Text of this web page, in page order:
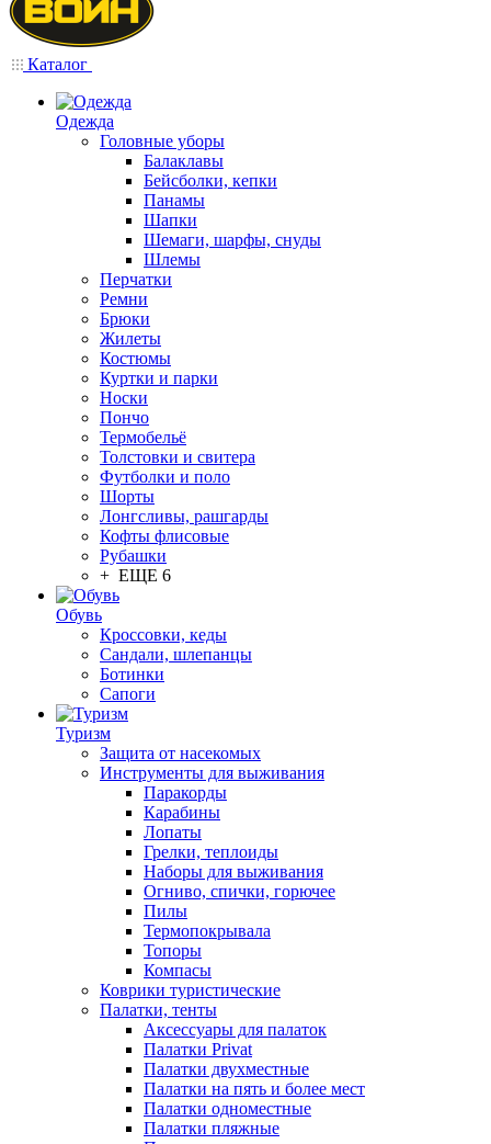
Каталог
Одежда
Головные уборы
Балаклавы
Бейсболки, кепки
Панамы
Шапки
Шемаги, шарфы, снуды
Шлемы
Перчатки
Ремни
Брюки
Жилеты
Костюмы
Куртки и парки
Носки
Пончо
Термобельё
Толстовки и свитера
Футболки и поло
Шорты
Лонгсливы, рашгарды
Кофты флисовые
Рубашки
+ ЕЩЕ 6
Обувь
Кроссовки, кеды
Сандали, шлепанцы
Ботинки
Сапоги
Туризм
Защита от насекомых
Инструменты для выживания
Паракорды
Карабины
Лопаты
Грелки, теплоиды
Наборы для выживания
Огниво, спички, горючее
Пилы
Термопокрывала
Топоры
Компасы
Коврики туристические
Палатки, тенты
Аксессуары для палаток
Палатки Privat
Палатки двухместные
Палатки на пять и более мест
Палатки одноместные
Палатки пляжные